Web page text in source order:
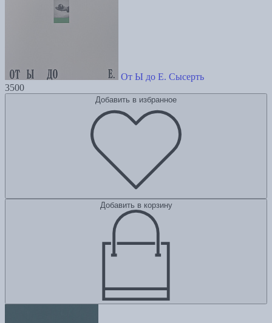
От Ы до Е. Сысерть
3500
Добавить в избранное
Добавить в корзину